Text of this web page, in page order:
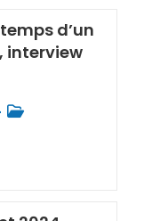
d’un
interview